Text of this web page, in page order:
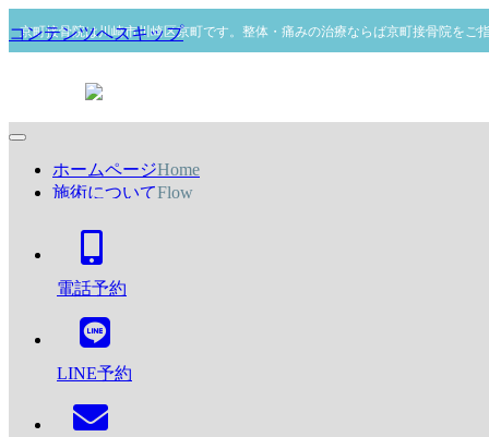
京町接骨院は川崎市川崎区京町です。整体・痛みの治療ならば京町接骨院をご
コンテンツへスキップ
ホームページHome
施術についてFlow
よくある質問
スタッフ紹介
アクセスAccess
電話予約
LINE予約
Tel:044-767-7668
ストレッチポール体験会
KYOMACHIROAD-SEIKOTSUIN
2025年1月14日
お知らせ
２/１(土) 15：00～ セソールアリーナにて